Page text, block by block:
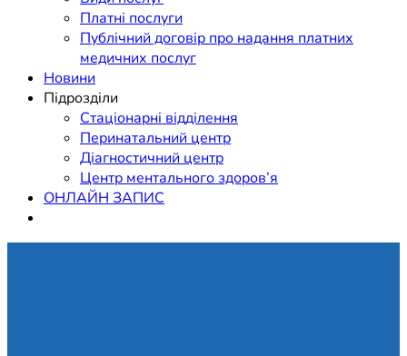
Платні послуги
Публічний договір про надання платних
медичних послуг
Новини
Підрозділи
Стаціонарні відділення
Перинатальний центр
Діагностичний центр
Центр ментального здоров’я
ОНЛАЙН ЗАПИС